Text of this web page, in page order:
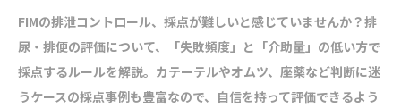
FIMの排泄コントロール、採点が難しいと感じていませんか？排
尿・排便の評価について、「失敗頻度」と「介助量」の低い方で
採点するルールを解説。カテーテルやオムツ、座薬など判断に迷
うケースの採点事例も豊富なので、自信を持って評価できるよう